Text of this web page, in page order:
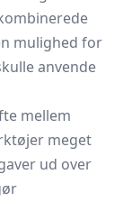
mulighed for
anvende
mellem
meget
ud over